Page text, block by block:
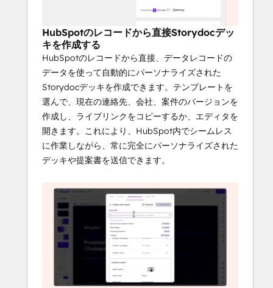
CRMにいながらHubSpot
でStorydocを作成できま
す。
HubSpotのレコードから直接Storydocを作成
できます。テンプレートを選択し、現在の連
絡先、会社、案件のバージョンを作成した
ら、ライブリンクをコピーするか、エディタ
を開きます。
して自動化
バージョンを作成するたびに、HubSpotはレ
コード上のリンクをプロパティとして保存し
ます：
Storydocリンク
Storydocエディタリンク
HubSpotのレコードから直接Storydocデッ
キを作成する
HubSpotのレコードから直接、データレコードの
データを使って自動的にパーソナライズされた
Storydocデッキを作成できます。テンプレートを
選んで、現在の連絡先、会社、案件のバージョンを
作成し、ライブリンクをコピーするか、エディタを
開きます。これにより、HubSpot内でシームレス
に作業しながら、常に完全にパーソナライズされた
デッキや提案書を送信できます。